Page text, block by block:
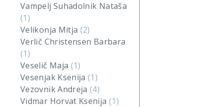
Vampelj Suhadolnik Nataša
(1)
Velikonja Mitja (2)
Verlič Christensen Barbara
(1)
Veselič Maja (1)
Vesenjak Ksenija(1)
Vezovnik Andreja(4)
Vidmar Horvat Ksenija (1)